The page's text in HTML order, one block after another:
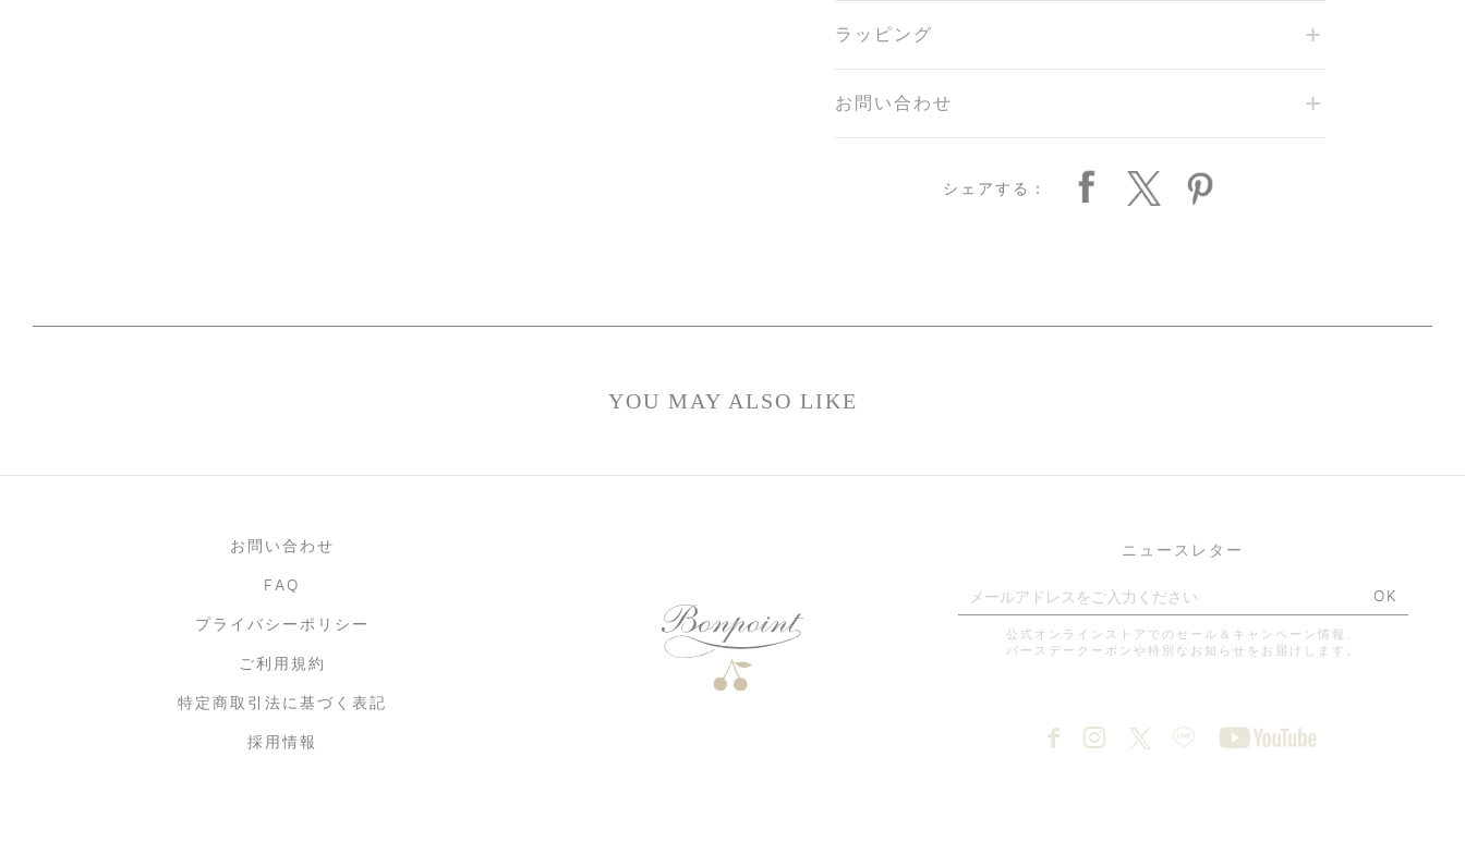
ラッピング
お問い合わせ
シェアする：
YOU MAY ALSO LIKE
お問い合わせ
FAQ
プライバシーポリシー
ご利用規約
特定商取引法に基づく表記
採用情報
ニュースレター
OK
公式オンラインストアでのセール＆キャンペーン情報、
バースデークーポンや特別なお知らせをお届けします。